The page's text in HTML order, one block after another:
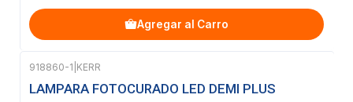
Agregar al Carro
-9% OFF
918860-1 KERR
LAMPARA FOTOCURADO LED DEMI PLUS